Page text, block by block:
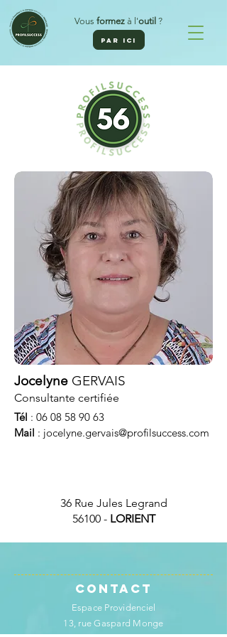
Vous formezà l'outil ?
PAR ICI
Jocelyne GERVAIS
Consultante certifiée
Tél : 06 08 58 90 63
Mail : jocelyne.gervais@profilsuccess.com
36 Rue Jules Legrand
56100 - LORIENT
Contact
Espace Providenciel
13, rue Gaspard Monge